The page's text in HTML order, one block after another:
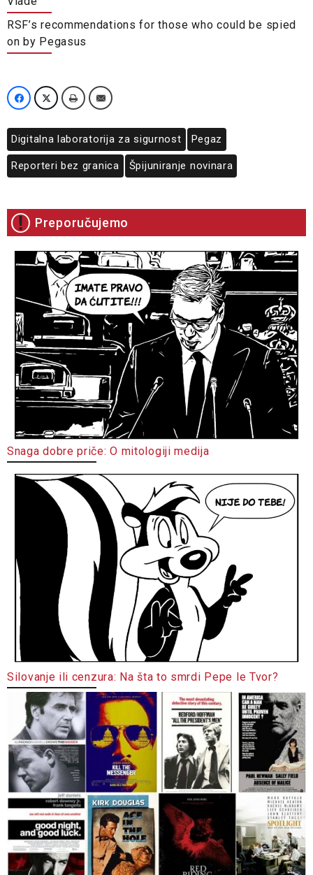
RSF’s recommendations for those who could be spied
on by Pegasus
Digitalna laboratorija za sigurnost Pegaz
Reporteri bez granica Špijuniranje novinara
Preporučujemo
Snaga dobre priče: O mitologiji medija
Silovanje ili cenzura: Na šta to smrdi Pepe le Tvor?